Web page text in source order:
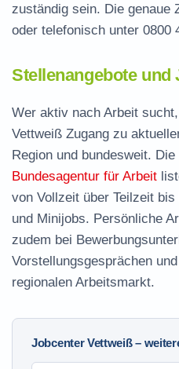
zuständig sein. Die genaue
oder telefonisch unter 0800
Stellenangebote und
Wer aktiv nach Arbeit
Vettweiß Zugang zu
Region und bundesweit. Die
Bundesagentur für Arbeit
von Vollzeit über Teilzeit
und Minijobs. Persönliche
zudem bei
Vorstellungsgesprächen
regionalen Arbeitsmarkt.
Jobcenter Vettweiß –